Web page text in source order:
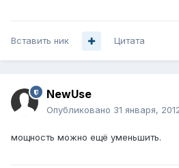
Вставить ник Цитата
NewUse
Опубликовано 31 января,
мощность можно ещё уменьшить.